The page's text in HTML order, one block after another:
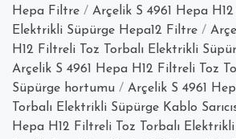
Hepa Filtre / Arçelik S 4961 Hepa
Elektrikli Süpürge Hepa12 Filtre /
H12 Filtreli Toz Torbalı Elektrikli
Arçelik S 4961 Hepa H12 Filtreli Toz
Süpürge hortumu / Arçelik S 4961
Torbalı Elektrikli Süpürge Kablo
Hepa H12 Filtreli Toz Torbalı